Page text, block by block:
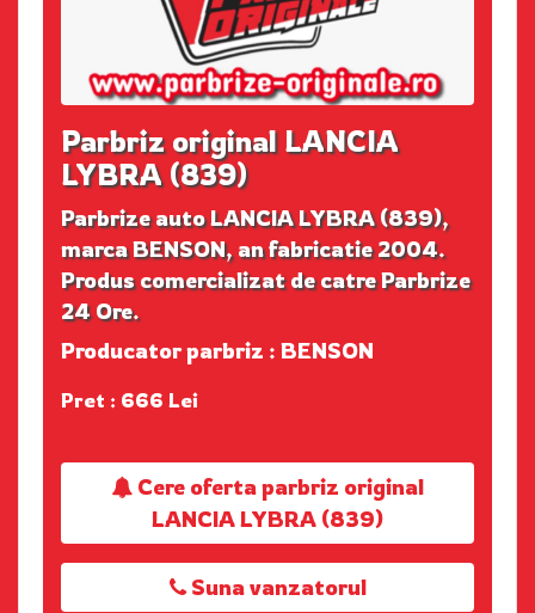
Parbriz original LANCIA
LYBRA (839)
Parbrize auto LANCIA LYBRA (839),
marca BENSON, an fabricatie 2004.
Produs comercializat de catre Parbrize
24 Ore.
Producator parbriz : BENSON
Pret : 666 Lei
Cere oferta parbriz original
LANCIA LYBRA (839)
Suna vanzatorul